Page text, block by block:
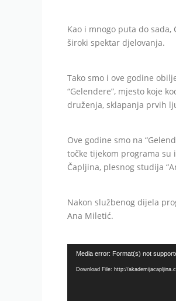
Kao i mnogo puta do sada,
široki spektar djelovanja.
Tako smo i ove godine
“Gelendere”, mjesto koje
druženja, sklapanja prvih
Ove godine smo na
točke tijekom programa su
Čapljina, plesnog studija
Nakon službenog dijela
Ana Miletić.
Video
Media error: Format(s) not
Download File: http://